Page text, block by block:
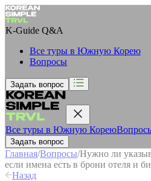
K-Guide Q&A
Все туры в Южную Корею
Вопросы
Задать вопрос
Все туры в Южную Корею
Задать вопрос
Главная/Вопросы/Нужно ли
если имена есть в брони отеля и
Назад